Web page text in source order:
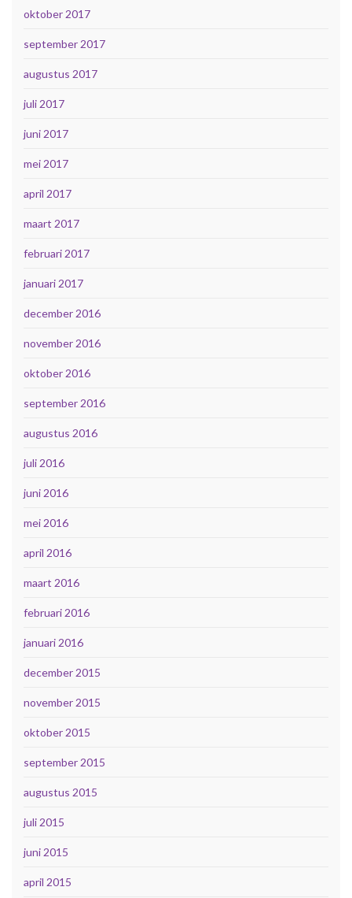
oktober 2017
september 2017
augustus 2017
juli 2017
juni 2017
mei 2017
april 2017
maart 2017
februari 2017
januari 2017
december 2016
november 2016
oktober 2016
september 2016
augustus 2016
juli 2016
juni 2016
mei 2016
april 2016
maart 2016
februari 2016
januari 2016
december 2015
november 2015
oktober 2015
september 2015
augustus 2015
juli 2015
juni 2015
april 2015